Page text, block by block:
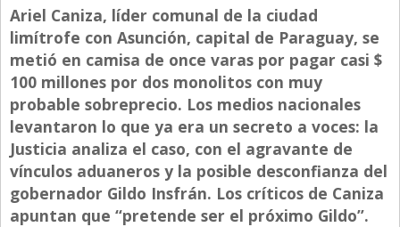
Ecología y Ambiente
Economía
El Experto
El Innovador
El Precio Que Yo Ví
Entrevista
Entrevista Exclusiva
Ariel Caniza, líder comunal de la ciudad
limítrofe con Asunción, capital de Paraguay, se
metió en camisa de once varas por pagar casi $
100 millones por dos monolitos con muy
probable sobreprecio. Los medios nacionales
levantaron lo que ya era un secreto a voces: la
Justicia analiza el caso, con el agravante de
vínculos aduaneros y la posible desconfianza del
gobernador Gildo Insfrán. Los críticos de Caniza
apuntan que “pretende ser el próximo Gildo”.